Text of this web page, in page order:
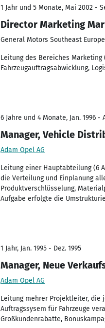
1 Jahr und 5 Monate, Mai 2002 -
Director Marketing
General Motors Southeast
Leitung des Bereiches
Fahrzeugauftragsabwicklung,
6 Jahre und 4 Monate, Jan. 1996 -
Manager, Vehicle
Adam Opel AG
Leitung einer Hauptabteilung (6
die Verteilung und Einplanung
Produktverschlüsselung,
Aufgabe erfolgte die
1 Jahr, Jan. 1995 - Dez. 1995
Manager, Neue
Adam Opel AG
Leitung mehrer Projektleiter, die
Auftragssysem für Fahrzeuge
Großkundenrabatte,